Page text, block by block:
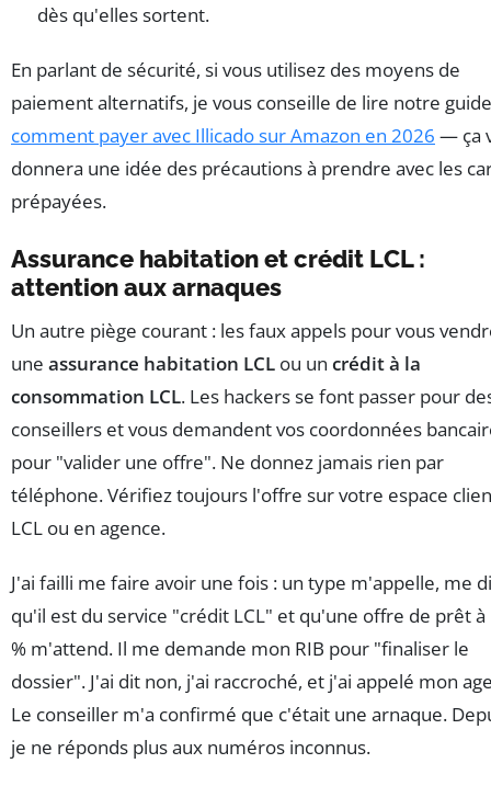
dès qu'elles sortent.
En parlant de sécurité, si vous utilisez des moyens de
paiement alternatifs, je vous conseille de lire notre
comment payer avec Illicado sur Amazon en 2026 — ça
donnera une idée des précautions à prendre avec les
prépayées.
Assurance habitation et crédit LCL :
attention aux arnaques
Un autre piège courant : les faux appels pour vous
une assurance habitation LCL ou un crédit à la
consommation LCL. Les hackers se font passer pour
conseillers et vous demandent vos coordonnées
pour "valider une offre". Ne donnez jamais rien par
téléphone. Vérifiez toujours l'offre sur votre espace
LCL ou en agence.
J'ai failli me faire avoir une fois : un type m'appelle, me
qu'il est du service "crédit LCL" et qu'une offre de prêt à
% m'attend. Il me demande mon RIB pour "finaliser le
dossier". J'ai dit non, j'ai raccroché, et j'ai appelé mon
Le conseiller m'a confirmé que c'était une arnaque.
je ne réponds plus aux numéros inconnus.